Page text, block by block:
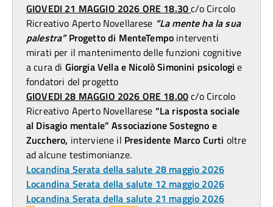
GIOVEDI 21 MAGGIO 2026 ORE 18.30c/o Circolo
Ricreativo Aperto Novellarese “La mente ha la sua
palestra”Progetto di MenteTempo interventi
mirati per il mantenimento delle funzioni cognitive
a cura di Giorgia Vella e Nicolò Simonini psicologie
fondatori del progetto
GIOVEDI 28 MAGGIO 2026 ORE 18.00c/o Circolo
Ricreativo Aperto Novellarese “La risposta sociale
al Disagio mentale” Associazione Sostegno e
Zucchero, interviene il Presidente Marco Curti oltre
ad alcune testimonianze.
Locandina Serata della salute 28 maggio 2026
Locandina Serata della salute 12 maggio 2026
Locandina Serata della salute 21 maggio 2026